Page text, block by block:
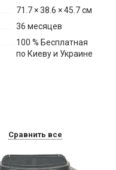
71.7 × 38.6 × 45.7 см
36 месяцев
100 % Бесплатная
по Киеву и Украине
Сравнить все